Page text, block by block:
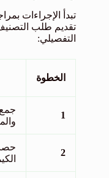
تبدأ الإجراءات
تقديم طلب
التفصيلي:
الخطوة
1
2